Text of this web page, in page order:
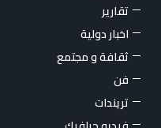
تقارير
اخبار دولية
ثقافة و مجتمع
فن
تريندات